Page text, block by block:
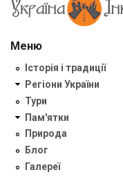
Меню
Історія і традиції
Регіони України
Тури
Пам'ятки
Природа
Блог
Галереї